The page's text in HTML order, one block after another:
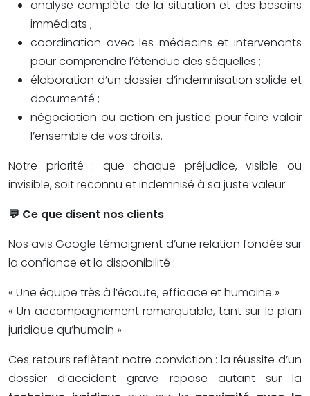
analyse complète de la situation et des besoins
immédiats ;
coordination avec les médecins et intervenants
pour comprendre l’étendue des séquelles ;
élaboration d’un dossier d’indemnisation solide et
documenté ;
négociation ou action en justice pour faire valoir
l’ensemble de vos droits.
Notre priorité : que chaque préjudice, visible ou
invisible, soit reconnu et indemnisé à sa juste valeur.
💬 Ce que disent nos clients
Nos avis Google témoignent d’une relation fondée sur
la confiance et la disponibilité :
« Une équipe très à l’écoute, efficace et humaine »
« Un accompagnement remarquable, tant sur le plan
juridique qu’humain »
Ces retours reflètent notre conviction : la réussite d’un
dossier d’accident grave repose autant sur la